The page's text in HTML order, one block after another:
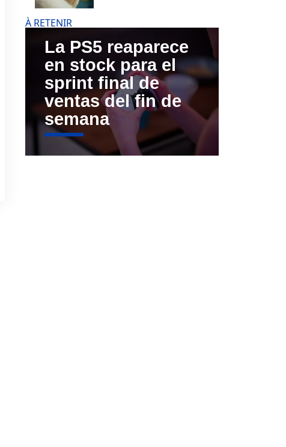
À RETENIR
La PS5 reaparece
en stock para el
sprint final de
ventas del fin de
semana